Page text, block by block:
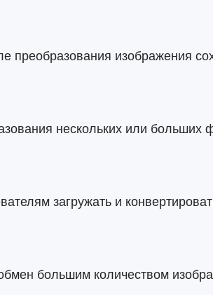
преобразования изображения
нескольких или больших
загружать и
большим количеством